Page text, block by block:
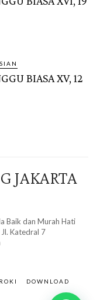
BIASA XV, 12
JAKARTA
Baik dan Murah Hati
Katedral 7
DOWNLOAD